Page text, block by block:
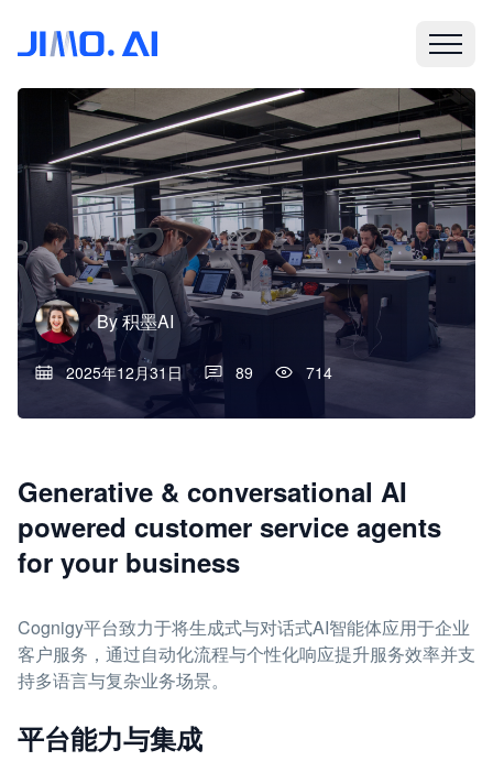
By积墨AI
2025年12月31日 89 714
Generative & conversational AI
powered customer service agents
for your business
Cognigy平台致力于将生成式与对话式AI智能体应用于企业
客户服务，通过自动化流程与个性化响应提升服务效率并支
持多语言与复杂业务场景。
平台能力与集成